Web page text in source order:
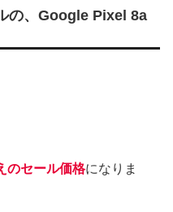
の、Google Pixel 8a
のセール価格になりま